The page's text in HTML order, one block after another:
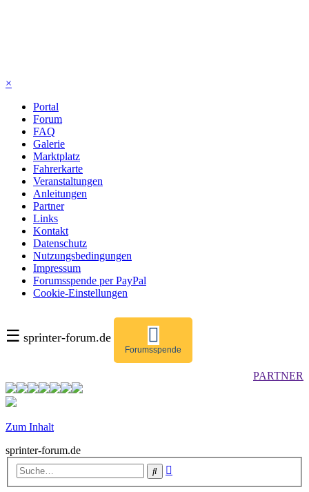
×
Portal
Forum
FAQ
Galerie
Marktplatz
Fahrerkarte
Veranstaltungen
Anleitungen
Partner
Links
Kontakt
Datenschutz
Nutzungsbedingungen
Impressum
Forumsspende per PayPal
Cookie-Einstellungen
☰ sprinter-forum.de
Forumsspende
PARTNER
Zum Inhalt
sprinter-forum.de
Suche